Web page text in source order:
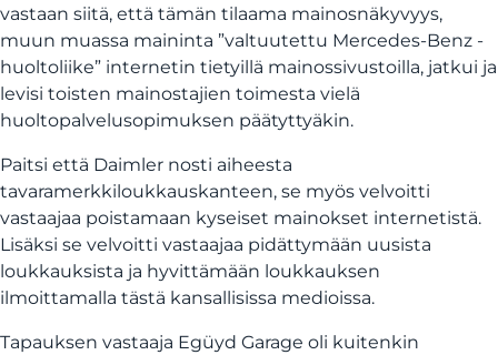
vastaan siitä, että tämän tilaama mainosnäkyvyys,
muun muassa maininta ”valtuutettu Mercedes-Benz -
huoltoliike” internetin tietyillä mainossivustoilla, jatkui ja
levisi toisten mainostajien toimesta vielä
huoltopalvelusopimuksen päätyttyäkin.
Paitsi että Daimler nosti aiheesta
tavaramerkkiloukkauskanteen, se myös velvoitti
vastaajaa poistamaan kyseiset mainokset internetistä.
Lisäksi se velvoitti vastaajaa pidättymään uusista
loukkauksista ja hyvittämään loukkauksen
ilmoittamalla tästä kansallisissa medioissa.
Tapauksen vastaaja Egüyd Garage oli kuitenkin